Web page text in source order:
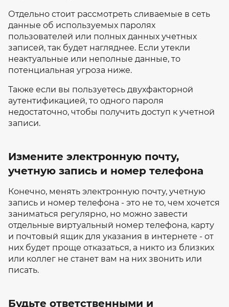
Отдельно стоит рассмотреть сливаемые в сеть
данные об используемых паролях
пользователей или полных данных учетных
записей, так будет нагляднее. Если утекли
неактуальные или неполные данные, то
потенциальная угроза ниже.
Также если вы пользуетесь двухфакторной
аутентификацией, то одного пароля
недостаточно, чтобы получить доступ к учетной
записи.
Измените электронную почту,
учетную запись и номер телефона
Конечно, менять электронную почту, учетную
запись и номер телефона - это не то, чем хочется
заниматься регулярно, но можно завести
отдельные виртуальный номер телефона, карту
и почтовый ящик для указания в интернете - от
них будет проще отказаться, а никто из близких
или коллег не станет вам на них звонить или
писать.
Будьте ответственными и